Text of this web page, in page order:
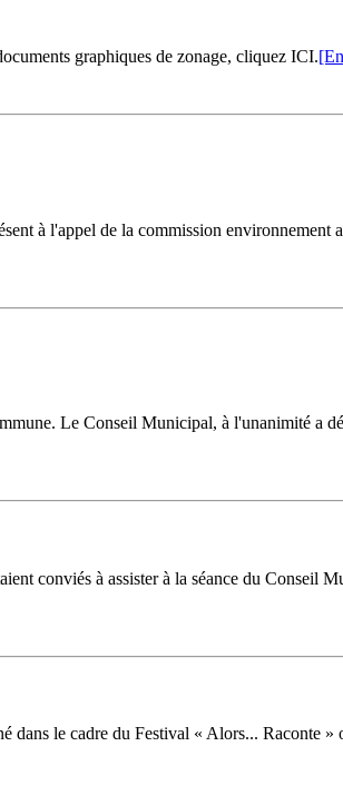
graphiques de zonage, cliquez ICI.
à l'appel de la commission
Le Conseil Municipal, à l'unanimité a
conviés à assister à la séance du Conseil
le cadre du Festival « Alors... Raconte »